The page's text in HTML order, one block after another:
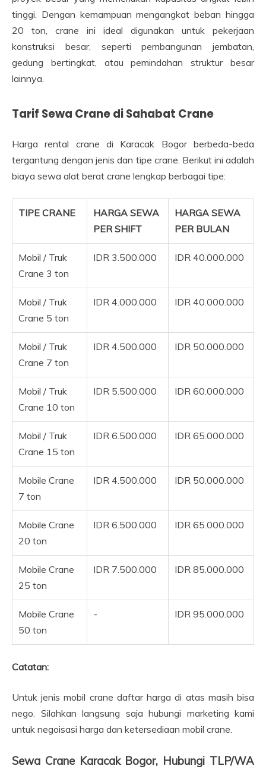
tinggi. Dengan kemampuan mengangkat beban hingga
20 ton, crane ini ideal digunakan untuk pekerjaan
konstruksi besar, seperti pembangunan jembatan,
gedung bertingkat, atau pemindahan struktur besar
lainnya.
Tarif Sewa Crane di Sahabat Crane
Harga rental crane di Karacak Bogor berbeda-beda
tergantung dengan jenis dan tipe crane. Berikut ini adalah
biaya sewa alat berat crane lengkap berbagai tipe:
TIPE CRANE
HARGA SEWA
PER SHIFT
HARGA SEWA
PER BULAN
Mobil / Truk
Crane 3 ton
IDR 3.500.000 IDR 40.000.000
Mobil / Truk
Crane 5 ton
IDR 4.000.000 IDR 40.000.000
Mobil / Truk
Crane 7 ton
IDR 4.500.000 IDR 50.000.000
Mobil / Truk
Crane 10 ton
IDR 5.500.000 IDR 60.000.000
Mobil / Truk
Crane 15 ton
IDR 6.500.000 IDR 65.000.000
Mobile Crane
7 ton
IDR 4.500.000 IDR 50.000.000
Mobile Crane
20 ton
IDR 6.500.000 IDR 65.000.000
Mobile Crane
25 ton
IDR 7.500.000 IDR 85.000.000
Mobile Crane
50 ton
- IDR 95.000.000
Catatan:
Untuk jenis mobil crane daftar harga di atas masih bisa
nego. Silahkan langsung saja hubungi marketing kami
untuk negoisasi harga dan ketersediaan mobil crane.
Sewa Crane Karacak Bogor, Hubungi TLP/WA